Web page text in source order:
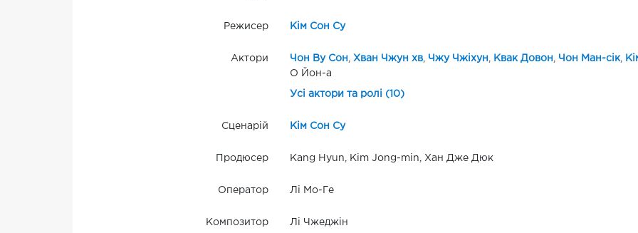
Режисер Кім Сон Су
Актори Чон Ву Сон Хван Чжун хв, Чжу Чжіхун Квак Довон Чон Ман-сік,
О Йон-а
Усі актори та ролі (10)
Сценарій Кім Сон Су
Продюсер Kang Hyun, Kim Jong-min, Хан Дже Дюк
Оператор Лі Мо-Ге
Композитор Лі Чжеджін